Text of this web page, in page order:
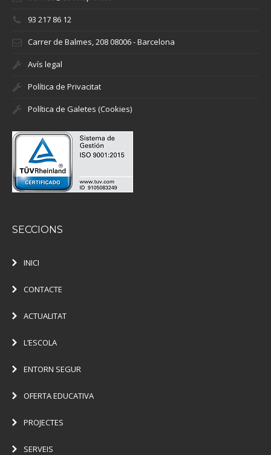
93 217 86 12
Carrer de Balmes, 208 08006 - Barcelona
Avís legal
Política de Privacitat
Política de Galetes (Cookies)
SECCIONS
INICI
CONTACTE
ACTUALITAT
L’ESCOLA
ENTORN SEGUR
OFERTA EDUCATIVA
PROJECTES
SERVEIS